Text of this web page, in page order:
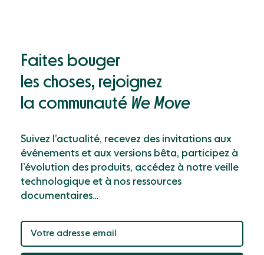
Faites bouger
les choses, rejoignez
la communauté We Move
Suivez l’actualité, recevez des invitations aux
événements et aux versions bêta, participez à
l’évolution des produits, accédez à notre veille
technologique et à nos ressources
documentaires…